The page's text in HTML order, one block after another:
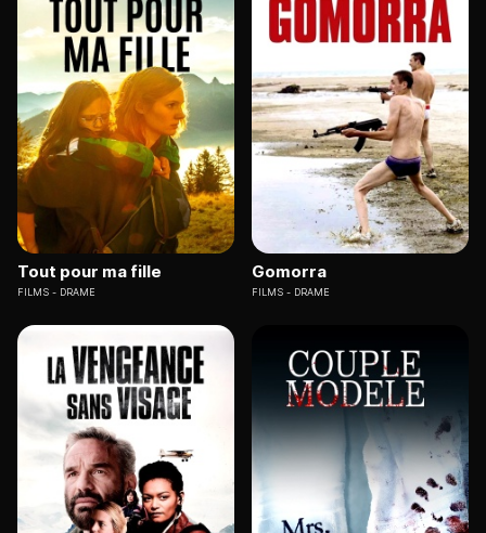
Tout pour ma fille
FILMS DRAME
Gomorra
FILMS DRAME